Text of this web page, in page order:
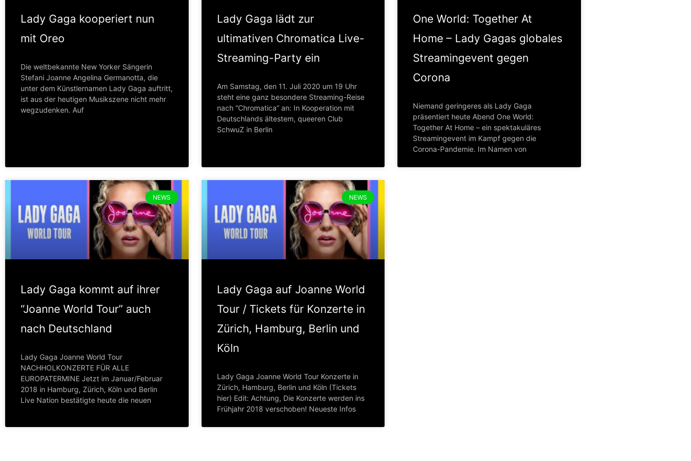
Lady Gaga kooperiert nun
mit Oreo
Die weltbekannte New Yorker Sängerin
Stefani Joanne Angelina Germanotta, die
unter dem Künstlernamen Lady Gaga auftritt,
ist aus der heutigen Musikszene nicht mehr
wegzudenken. Auf
Lady Gaga lädt zur
ultimativen Chromatica Live-
Streaming-Party ein
Am Samstag, den 11. Juli 2020 um 19 Uhr
steht eine ganz besondere Streaming-Reise
nach “Chromatica” an: In Kooperation mit
Deutschlands ältestem, queeren Club
SchwuZ in Berlin
One World: Together At
Home – Lady Gagas globales
Streamingevent gegen
Corona
Niemand geringeres als Lady Gaga
präsentiert heute Abend One World:
Together At Home – ein spektakuläres
Streamingevent im Kampf gegen die
Corona-Pandemie. Im Namen von
NEWS
Lady Gaga kommt auf ihrer
“Joanne World Tour” auch
nach Deutschland
Lady Gaga Joanne World Tour
NACHHOLKONZERTE FÜR ALLE
EUROPATERMINE Jetzt im Januar/Februar
2018 in Hamburg, Zürich, Köln und Berlin
Live Nation bestätigte heute die neuen
NEWS
Lady Gaga auf Joanne World
Tour / Tickets für Konzerte in
Zürich, Hamburg, Berlin und
Köln
Lady Gaga Joanne World Tour Konzerte in
Zürich, Hamburg, Berlin und Köln (Tickets
hier) Edit: Achtung, Die Konzerte werden ins
Frühjahr 2018 verschoben! Neueste Infos